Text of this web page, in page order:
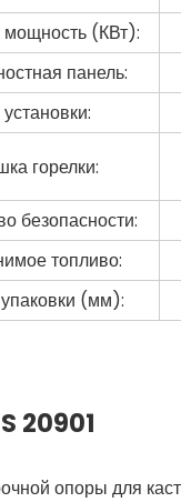
мощность (КВт):
панель:
горелки:
безопасности:
топливо:
(мм):
S 20901
опоры для